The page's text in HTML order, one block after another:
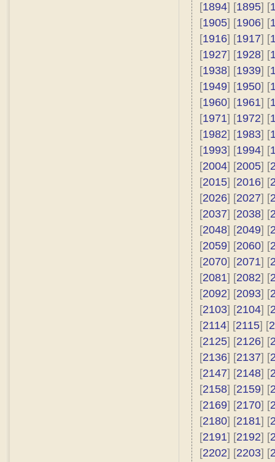
[1894] [1895] [
[1905] [1906] [
[1916] [1917] [
[1927] [1928] [
[1938] [1939] [
[1949] [1950] [
[1960] [1961] [
[1971] [1972] [
[1982] [1983] [
[1993] [1994] [
[2004] [2005] [
[2015] [2016] [
[2026] [2027] [
[2037] [2038] [
[2048] [2049] [
[2059] [2060] [
[2070] [2071] [
[2081] [2082] [
[2092] [2093] [
[2103] [2104] [
[2114] [2115] [
[2125] [2126] [
[2136] [2137] [
[2147] [2148] [
[2158] [2159] [
[2169] [2170] [
[2180] [2181] [
[2191] [2192] [
[2202] [2203] [